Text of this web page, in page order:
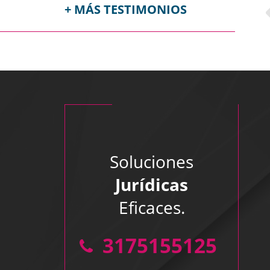
Nos
Mis
+ MÁS TESTIMONIOS
Soluciones
Jurídicas
Eficaces.
3175155125